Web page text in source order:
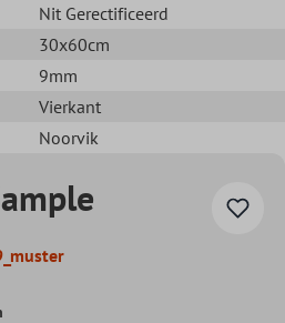
Nit Gerectificeerd
30x60cm
9mm
Vierkant
Noorvik